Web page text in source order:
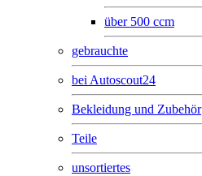
über 500 ccm
gebrauchte
bei Autoscout24
Bekleidung und Zubehör
Teile
unsortiertes